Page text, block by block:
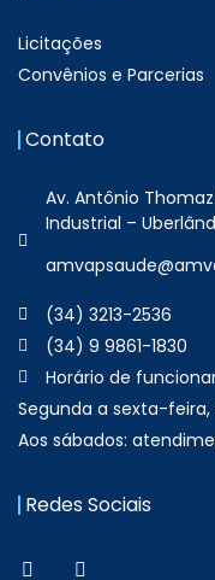
Licitações
Convênios e Parcerias
Contato
Av. Antônio
Industrial –
(34) 3213-2536
(34) 9 9861-1830
Horário de
Segunda a sexta-feira,
Aos sábados:
Redes Sociais